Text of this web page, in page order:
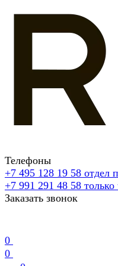
Телефоны
+7 495 128 19 58 отдел
+7 991 291 48 58 только
Заказать звонок
0
0